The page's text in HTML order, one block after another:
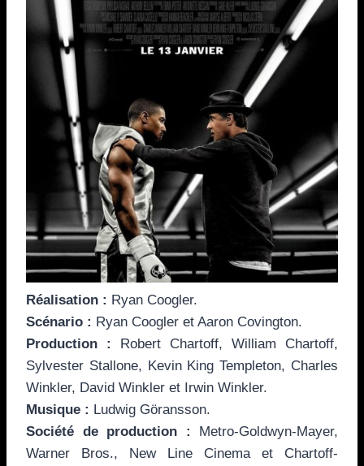
Réalisation : Ryan Coogler.
Scénario : Ryan Coogler et Aaron Covington.
Production :
Robert Chartoff, William Chartoff,
Sylvester Stallone, Kevin King Templeton, Charles
Winkler, David Winkler et Irwin Winkler.
Musique : Ludwig Göransson.
Société de production : Metro-Goldwyn-Mayer,
Warner Bros., New Line Cinema et Chartoff-